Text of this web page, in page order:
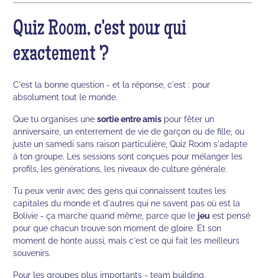
Quiz Room, c'est pour qui
exactement ?
C'est la bonne question - et la réponse, c'est : pour
absolument tout le monde.
Que tu organises unesortie entre amis pour fêter un
anniversaire, un enterrement de vie de garçon ou de fille, ou
juste un samedi sans raison particulière, Quiz Room s'adapte
à ton groupe. Les sessions sont conçues pour mélanger les
profils, les générations, les niveaux de culture générale.
Tu peux venir avec des gens qui connaissent toutes les
capitales du monde et d'autres qui ne savent pas où est la
Bolivie - ça marche quand même, parce que le jeu est pensé
pour que chacun trouve son moment de gloire. Et son
moment de honte aussi, mais c'est ce qui fait les meilleurs
souvenirs.
Pour les groupes plus importants - team building,